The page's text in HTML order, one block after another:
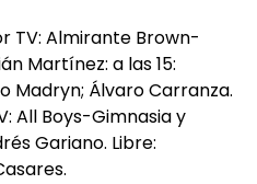
TV: Almirante Brown-
Martínez: a las 15:
Madryn; Álvaro Carranza.
All Boys-Gimnasia y
Gariano. Libre: